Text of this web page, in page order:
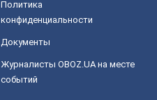
Политика
конфиденциальности
Документы
Журналисты OBOZ.UA на месте
событий